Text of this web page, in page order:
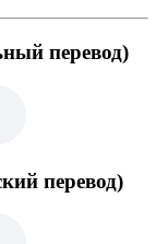
перевод)
перевод)